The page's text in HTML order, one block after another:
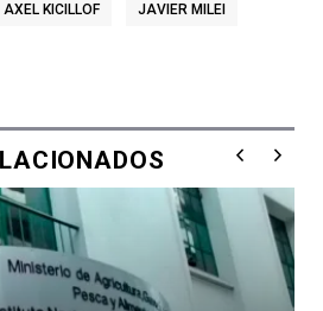
AXEL KICILLOF JAVIER MILEI